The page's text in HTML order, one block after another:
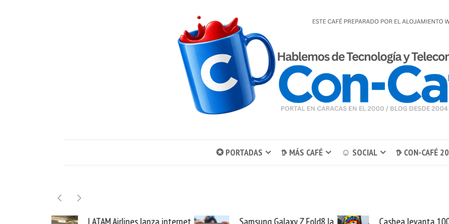
✪ PORTADAS 𖠚 MÁS CAFÉ ☺ SOCIAL 𖠚 CON-CAFÉ